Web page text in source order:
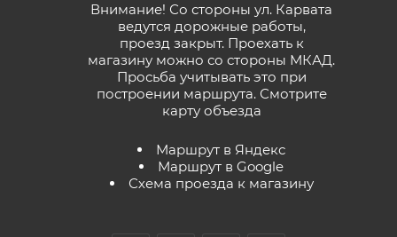
Внимание! Со стороны ул. Карвата
ведутся дорожные работы,
проезд закрыт. Проехать к
магазину можно со стороны МКАД.
Просьба учитывать это при
построении маршрута. Смотрите
карту объезда
Маршрут в Яндекс
Маршрут в Google
Схема проезда к магазину